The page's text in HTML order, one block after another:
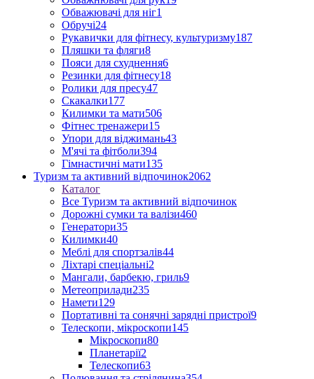
Обважювачі для ніг1
Обручі24
Рукавички для фітнесу, культуризму187
Пляшки та фляги8
Пояси для схуднення6
Резинки для фітнесу18
Ролики для пресу47
Скакалки177
Килимки та мати506
Фітнес тренажери15
Упори для віджимань43
М'ячі та фітболи394
Гімнастичні мати135
Туризм та активний відпочинок2062
Каталог
Все Туризм та активний відпочинок
Дорожні сумки та валізи460
Генератори35
Килимки40
Меблі для спортзалів44
Ліхтарі спеціальні2
Мангали, барбекю, гриль9
Метеоприлади235
Намети129
Портативні та сонячні зарядні пристрої9
Телескопи, мікроскопи145
Мікроскопи80
Планетарії2
Телескопи63